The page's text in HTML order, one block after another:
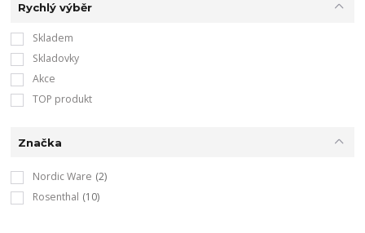
Rychlý výběr
Skladem
Skladovky
Akce
TOP produkt
Značka
Nordic Ware (2)
Rosenthal (10)